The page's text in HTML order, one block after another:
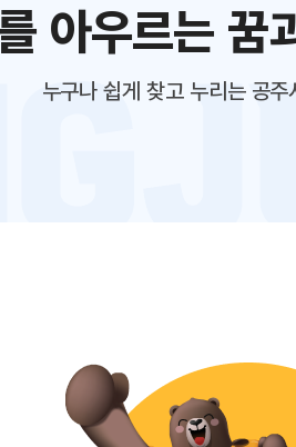
아우르는 꿈
누구나 쉽게 찾고 누리는 공